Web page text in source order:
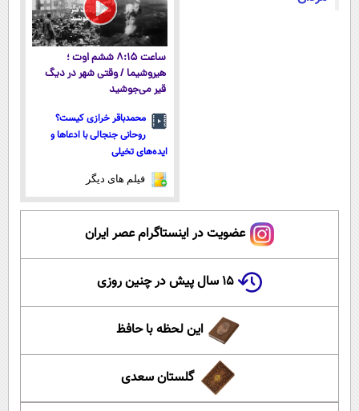
ساعت ۸:۱۵ ششم اوت ؛
هیروشیما / وقتی شهر در دیگ
قیر می‌جوشید
محمدباقر خرازی کیست؟
روحانی جنجالی با ادعاها و
ایده‌های تخیلی
فیلم های دیگر
عضویت در اینستاگرام عصر ایران
۱۵ سال پیش در چنین روزی
این لحظه با حافظ
گلستان سعدی